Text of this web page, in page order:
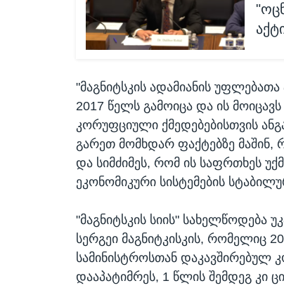
"მაგნიტსკის ადამიანის
2017 წელს გამოიცა და ის
კორუფციული ქმედებებისთვის
გარეთ მომხდარ ფაქტებზე მაშინ,
და სიმძიმეს, რომ ის საფრთხეს
ეკონომიკური სისტემების
"მაგნიტსკის სიის" სახელწოდება
სერგეი მაგნიტკისკის, რომელიც
სამინისტროსთან დაკავშირებულ
დააპატიმრეს, 1 წლის შემდეგ კი